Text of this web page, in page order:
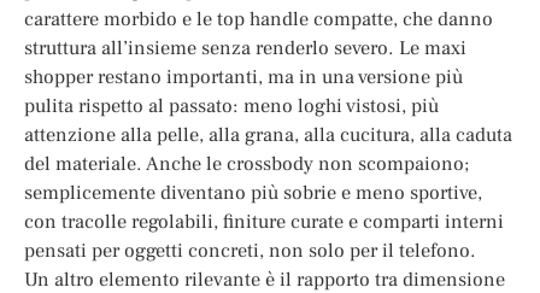
carattere morbido e le top handle compatte, che danno
struttura all’insieme senza renderlo severo. Le maxi
shopper restano importanti, ma in una versione più
pulita rispetto al passato: meno loghi vistosi, più
attenzione alla pelle, alla grana, alla cucitura, alla caduta
del materiale. Anche le crossbody non scompaiono;
semplicemente diventano più sobrie e meno sportive,
con tracolle regolabili, finiture curate e comparti interni
pensati per oggetti concreti, non solo per il telefono.
Un altro elemento rilevante è il rapporto tra dimensione